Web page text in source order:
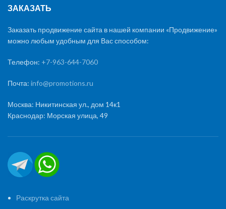
ЗАКАЗАТЬ
Заказать продвижение сайта в нашей компании «Продвижение»
можно любым удобным для Вас способом:
Телефон: +7-963-644-7060
Почта: info@promotions.ru
Москва: Никитинская ул., дом 14к1
Краснодар: Морская улица, 49
Раскрутка сайта